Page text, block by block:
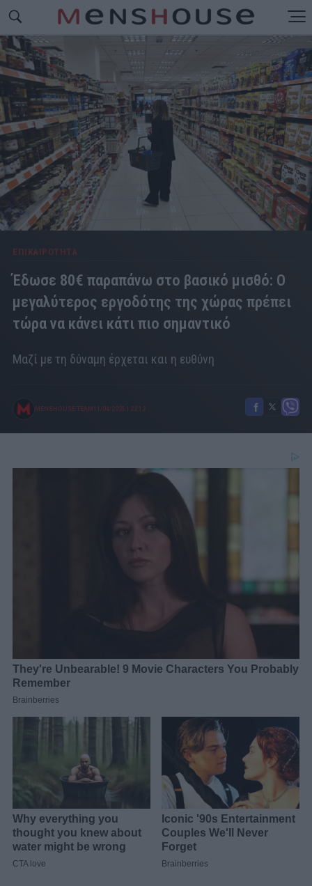
ΕΠΙΚΑΙΡΟΤΗΤΑ
Έδωσε 80€ παραπάνω στο βασικό μισθό: Ο
μεγαλύτερος εργοδότης της χώρας πρέπει
τώρα να κάνει κάτι πιο σημαντικό
Μαζί με τη δύναμη έρχεται και η ευθύνη
MENSHOUSE TEAM 11/04/2025 22:12